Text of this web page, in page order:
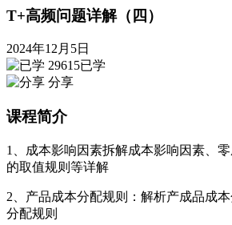
T+高频问题详解（四）
2024年12月5日
29615已学
分享
课程简介
1、成本影响因素拆解成本影响因素、
的取值规则等详解
2、产品成本分配规则：解析产成品成
分配规则